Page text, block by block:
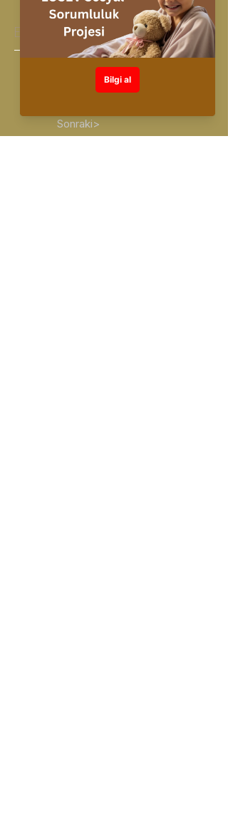
Eğitim Lideri: Tayfun KANDIRALI
Sonraki>